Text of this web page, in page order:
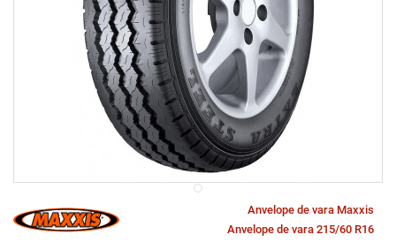
Anvelope de vara Maxxis
Anvelope de vara 215/60 R16